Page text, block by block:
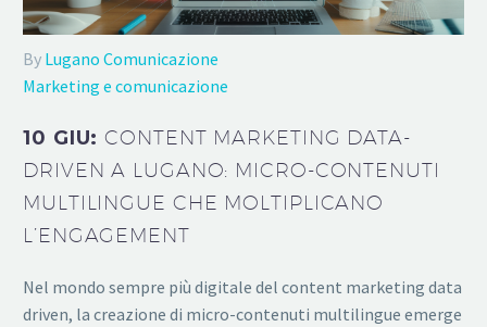
By Lugano Comunicazione
Marketing e comunicazione
10 GIU:CONTENT MARKETING DATA-
DRIVEN A LUGANO: MICRO-CONTENUTI
MULTILINGUE CHE MOLTIPLICANO
L’ENGAGEMENT
Nel mondo sempre più digitale del content marketing data
driven, la creazione di micro-contenuti multilingue emerge